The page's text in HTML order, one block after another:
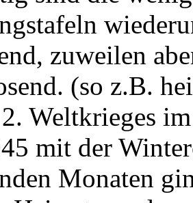
zuweilen
(so z.B.
Weltkrieges
mit der
Monaten